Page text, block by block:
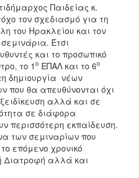
Παιδείας κ.
τον σχεδιασμό για τη
του Ηρακλείου και τον
Έτσι
και το προσωπικό
το 1 ο ΕΠΑΛ και το 6ο
δημιουργία νέων
που θα απευθύνονται όχι
αλλά και σε
σε διάφορα
περισσότερη εκπαίδευση.
των σεμιναρίων που
επόμενο χρονικό
Διατροφή αλλά και